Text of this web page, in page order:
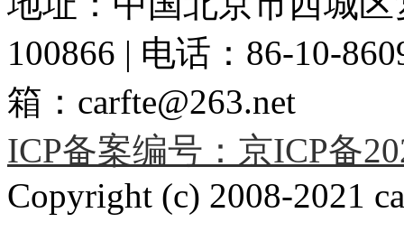
100866 | 电话：86-10-
箱：carfte@263.net
ICP备案编号：京ICP备
Copyright (c) 2008-2021